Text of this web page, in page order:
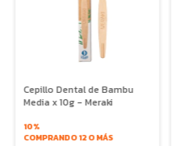
Cepillo Dental de Bambu
Media x 10g - Meraki
10%
COMPRANDO 12 O MÁS